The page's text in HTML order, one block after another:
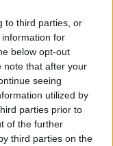
to third parties, or
for
below opt-out
note that after your
seeing
utilized by
parties prior to
of the further
third parties on the